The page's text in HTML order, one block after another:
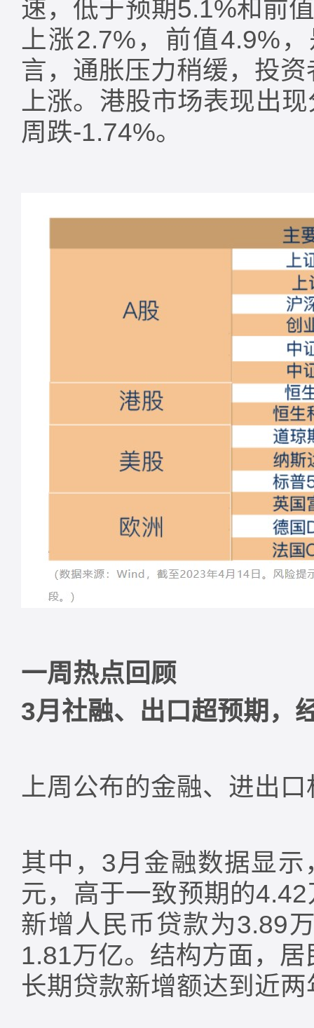
速，低于预期5.1%和前
上涨2.7%，前值4.9%
言，通胀压力稍缓，投
上涨。港股市场表现出
周跌-1.74%。
一周热点回顾
3月社融、出口超预期，
上周公布的金融、进出
其中，3月金融数据显
元，高于一致预期的
新增人民币贷款为3.89
1.81万亿。结构方面，
长期贷款新增额达到近